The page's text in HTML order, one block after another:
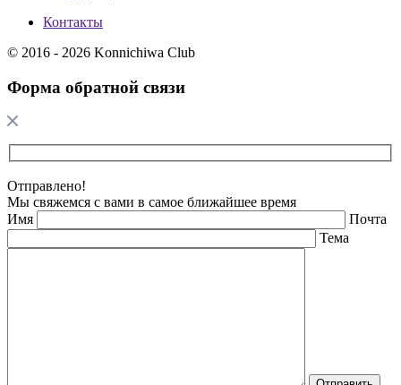
Контакты
© 2016 - 2026 Konnichiwa Club
Форма обратной связи
Отправлено!
Мы свяжемся с вами в самое ближайшее время
Имя
Почта
Тема